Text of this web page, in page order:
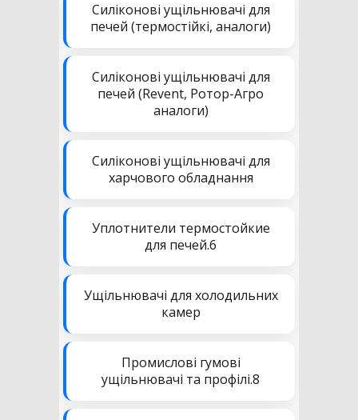
Силіконові ущільнювачі для
печей (термостійкі, аналоги)
Силіконові ущільнювачі для
печей (Revent, Ротор-Агро
аналоги)
Силіконові ущільнювачі для
харчового обладнання
Уплотнители термостойкие
для печей.6
Ущільнювачі для холодильних
камер
Промислові гумові
ущільнювачі та профілі.8